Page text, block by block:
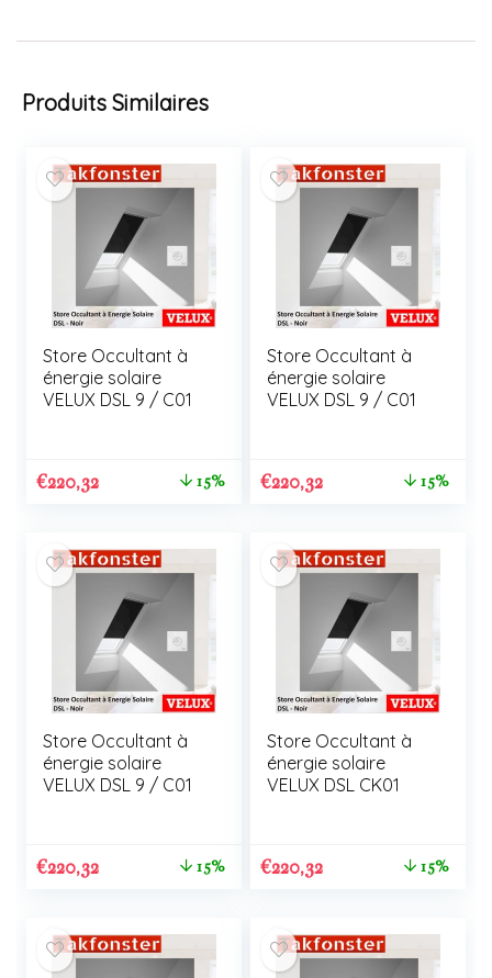
Produits Similaires
Store Occultant à
énergie solaire
VELUX DSL 9 / C01
€220,32 15%
Store Occultant à
énergie solaire
VELUX DSL 9 / C01
€220,32 15%
Store Occultant à
énergie solaire
VELUX DSL 9 / C01
€220,32 15%
Store Occultant à
énergie solaire
VELUX DSL CK01
€220,32 15%